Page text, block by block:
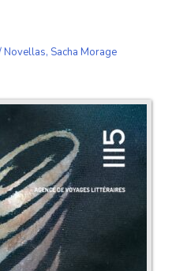
Novellas, Sacha Morage